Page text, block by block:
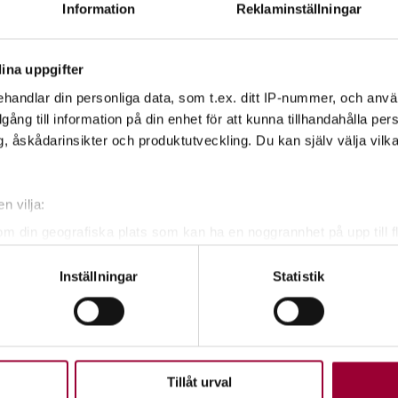
Information Reklaminställningar
uppgifter
din personliga data, som t.ex. ditt IP-nummer, och
till information på din enhet för att kunna tillhandahålla
åskådarinsikter och produktutveckling. Du kan själv välja
vilja:
din geografiska plats som kan ha en noggrannhet på upp till
uppgifter behandlas och ställ in dina preferenser i
när som helst från cookie-förklaringen.
som möjligt använder vi kakor (cookies) på vår
Inställningar Statistik
Tillåt urval
när du mottagit anmälnings